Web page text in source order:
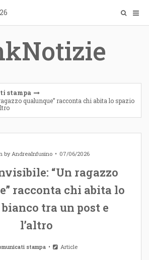
stampa
qualunque” racconta chi abita lo spazio
byAndreaInfusino 07/06/2026
“Un ragazzo
racconta chi abita lo
tra un post e
l’altro
stampa Article